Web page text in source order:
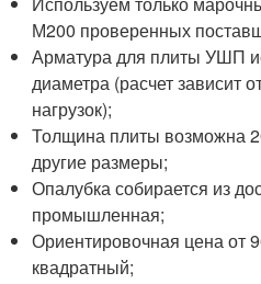
М200 проверенных
Арматура для плиты УШП
диаметра (расчет зависит
нагрузок);
Толщина плиты возможна
другие размеры;
Опалубка собирается из
промышленная;
Ориентировочная цена от
квадратный;